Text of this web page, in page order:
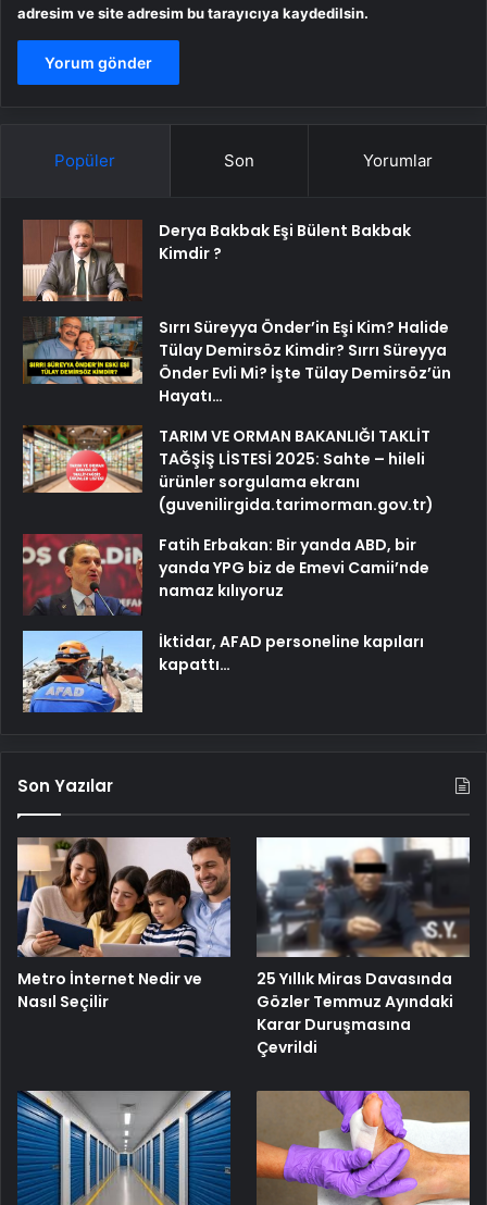
adresim ve site adresim bu tarayıcıya kaydedilsin.
Popüler Son Yorumlar
Derya Bakbak Eşi Bülent Bakbak
Kimdir ?
Sırrı Süreyya Önder’in Eşi Kim? Halide
Tülay Demirsöz Kimdir? Sırrı Süreyya
Önder Evli Mi? İşte Tülay Demirsöz’ün
Hayatı…
TARIM VE ORMAN BAKANLIĞI TAKLİT
TAĞŞİŞ LİSTESİ 2025: Sahte – hileli
ürünler sorgulama ekranı
(guvenilirgida.tarimorman.gov.tr)
Fatih Erbakan: Bir yanda ABD, bir
yanda YPG biz de Emevi Camii’nde
namaz kılıyoruz
İktidar, AFAD personeline kapıları
kapattı…
Son Yazılar
Metro İnternet Nedir ve
Nasıl Seçilir
25 Yıllık Miras Davasında
Gözler Temmuz Ayındaki
Karar Duruşmasına
Çevrildi